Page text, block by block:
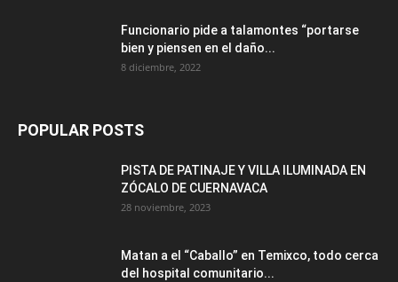
Funcionario pide a talamontes “portarse
bien y piensen en el daño...
8 diciembre, 2022
POPULAR POSTS
PISTA DE PATINAJE Y VILLA ILUMINADA EN
ZÓCALO DE CUERNAVACA
28 noviembre, 2023
Matan a el “Caballo” en Temixco, todo cerca
del hospital comunitario...